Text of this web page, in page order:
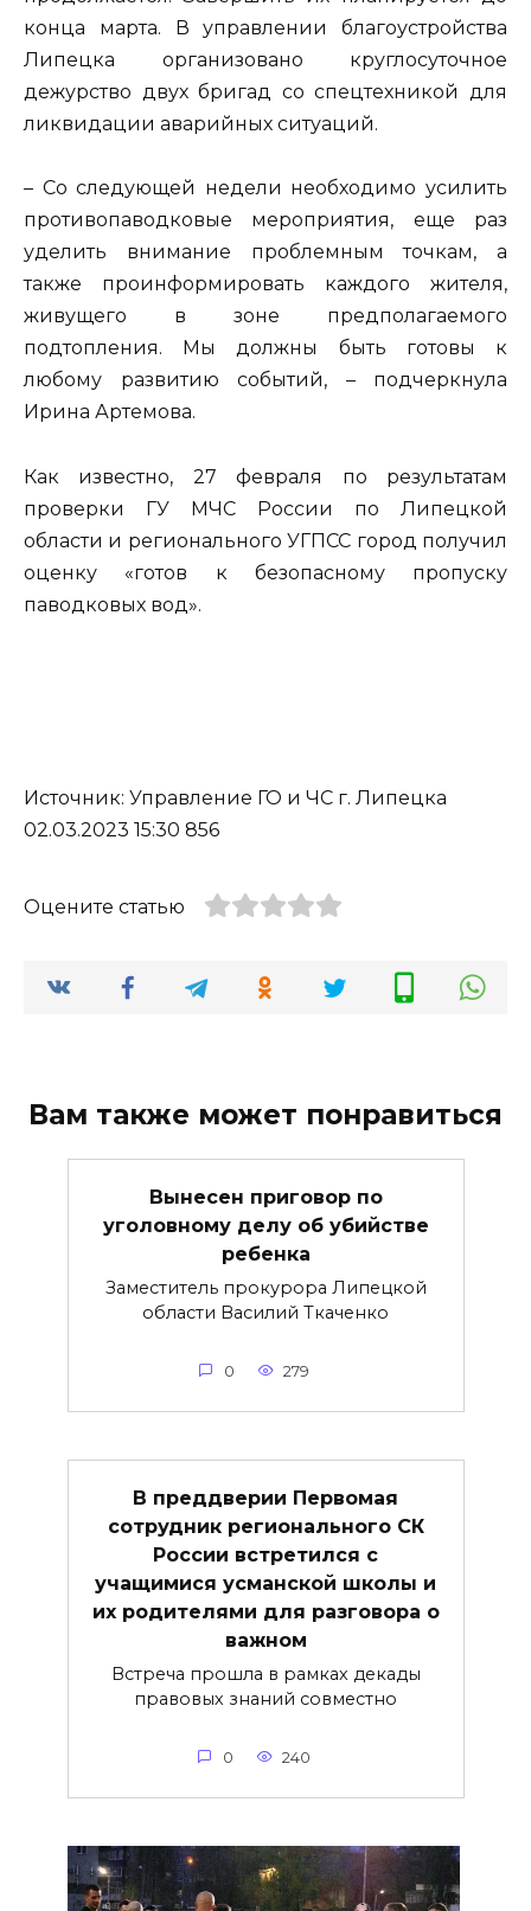
конца марта. В управлении благоустройства
Липецка организовано круглосуточное
дежурство двух бригад со спецтехникой для
ликвидации аварийных ситуаций.
– Со следующей недели необходимо усилить
противопаводковые мероприятия, еще раз
уделить внимание проблемным точкам, а
также проинформировать каждого жителя,
живущего в зоне предполагаемого
подтопления. Мы должны быть готовы к
любому развитию событий, – подчеркнула
Ирина Артемова.
Как известно, 27 февраля по результатам
проверки ГУ МЧС России по Липецкой
области и регионального УГПСС город получил
оценку «готов к безопасному пропуску
паводковых вод».
Источник: Управление ГО и ЧС г. Липецка
02.03.2023 15:30 856
Оцените статью
Вам также может понравиться
Вынесен приговор по
уголовному делу об убийстве
ребенка
Заместитель прокурора Липецкой
области Василий Ткаченко
0 279
В преддверии Первомая
сотрудник регионального СК
России встретился с
учащимися усманской школы и
их родителями для разговора о
важнoм
Встреча прошла в рамках декады
правовых знаний совместно
0 240